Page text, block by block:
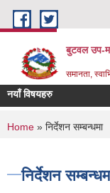
Skip to main content
बुटवल उप-
समानता,
नयाँ विषयहरु
You are
Home » निर्देशन सम्बन्धमा
निर्देशन